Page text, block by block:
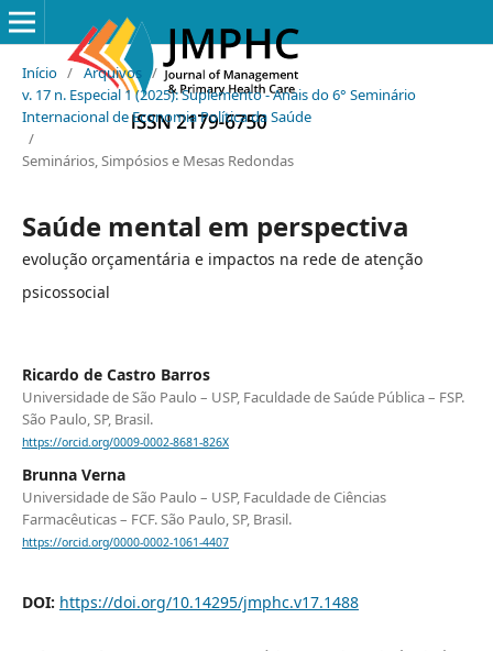
Início / Arquivos /
v. 17 n. Especial 1 (2025): Suplemento - Anais do 6° Seminário
Internacional de Economia Política da Saúde
/
Seminários, Simpósios e Mesas Redondas
Saúde mental em perspectiva
evolução orçamentária e impactos na rede de atenção
psicossocial
Ricardo de Castro Barros
Universidade de São Paulo – USP, Faculdade de Saúde Pública – FSP.
São Paulo, SP, Brasil.
https://orcid.org/0009-0002-8681-826X
Brunna Verna
Universidade de São Paulo – USP, Faculdade de Ciências
Farmacêuticas – FCF. São Paulo, SP, Brasil.
https://orcid.org/0000-0002-1061-4407
DOI: https://doi.org/10.14295/jmphc.v17.1488